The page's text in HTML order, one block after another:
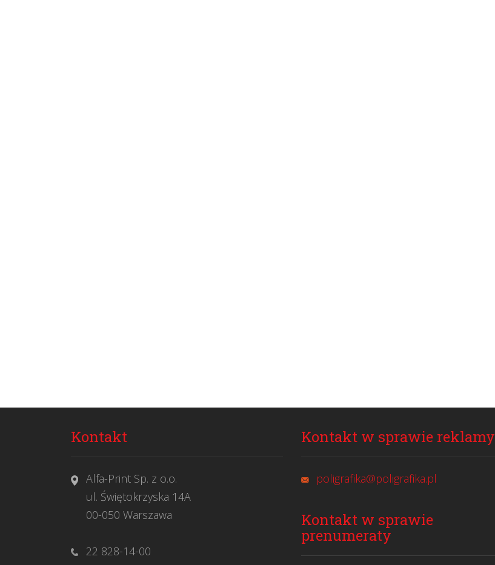
Kontakt
Alfa-Print Sp. z o.o.
ul. Świętokrzyska 14A
00-050 Warszawa
22 828-14-00
Kontakt w sprawie reklamy
poligrafika@poligrafika.pl
Kontakt w sprawie
prenumeraty